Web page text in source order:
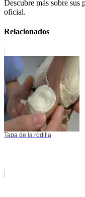
Descubre más sobre
oficial.
Relacionados
Tapa de la rodilla